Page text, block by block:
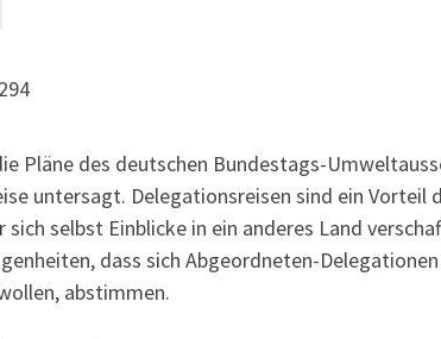
294
Pläne des deutschen Bundestags-
untersagt. Delegationsreisen sind ein Vorteil
selbst Einblicke in ein anderes Land
dass sich Abgeordneten-
abstimmen.